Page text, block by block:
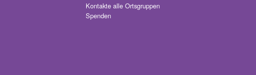
Kontakte alle Ortsgruppen
Spenden